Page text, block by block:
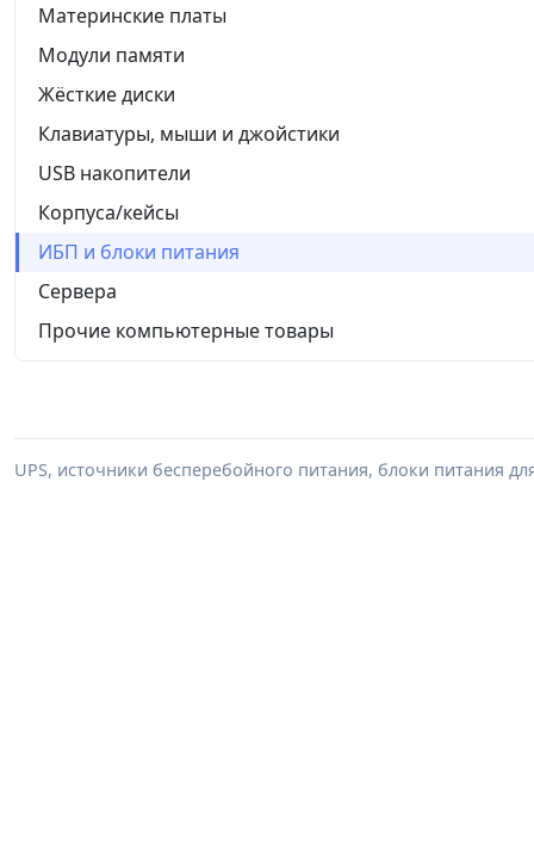
Материнские платы
Модули памяти
Жёсткие диски
Клавиатуры, мыши и джойстики
USB накопители
Корпуса/кейсы
ИБП и блоки питания
Сервера
Прочие компьютерные товары
UPS, источники бесперебойного питания, блоки питания